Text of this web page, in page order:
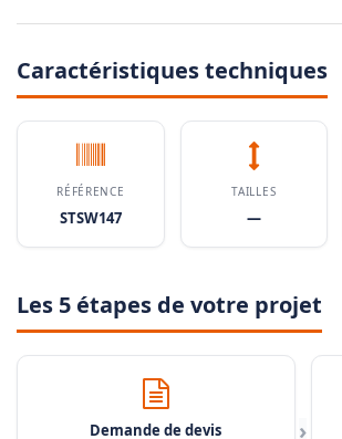
Caractéristiques techniques
RÉFÉRENCE
STSW147
TAILLES
—
Les 5 étapes de votre projet
Demande de devis ›